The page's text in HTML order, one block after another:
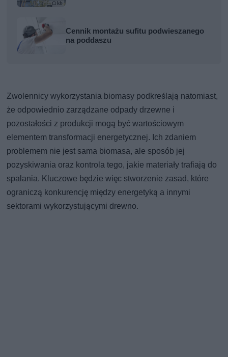
Cennik montażu sufitu podwieszanego
na poddaszu
Zwolennicy wykorzystania biomasy podkreślają natomiast,
że odpowiednio zarządzane odpady drzewne i
pozostałości z produkcji mogą być wartościowym
elementem transformacji energetycznej. Ich zdaniem
problemem nie jest sama biomasa, ale sposób jej
pozyskiwania oraz kontrola tego, jakie materiały trafiają do
spalania. Kluczowe będzie więc stworzenie zasad, które
ograniczą konkurencję między energetyką a innymi
sektorami wykorzystującymi drewno.